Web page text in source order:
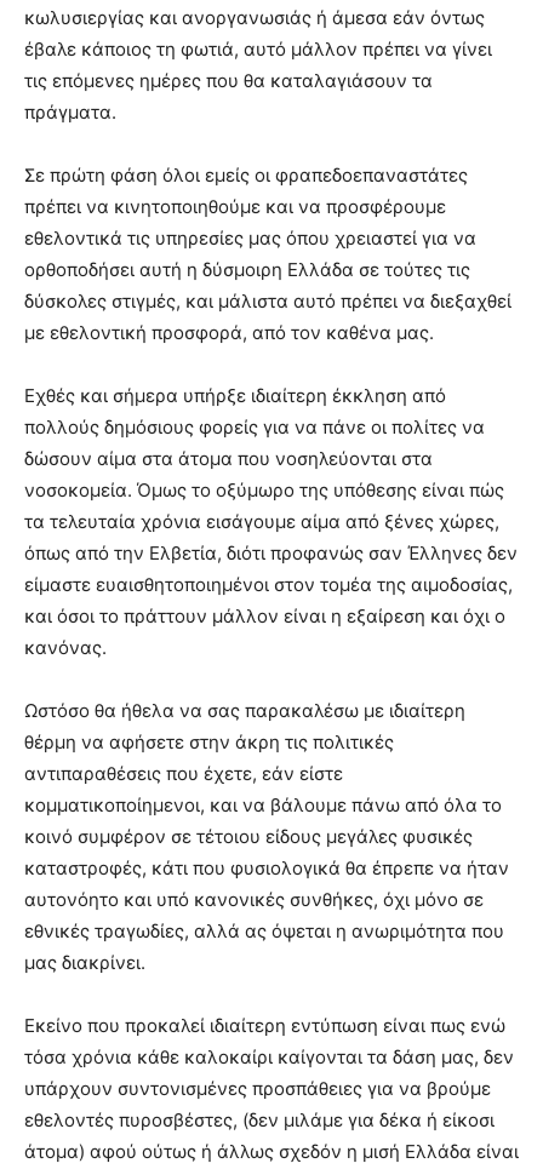
κωλυσιεργίας και ανοργανωσιάς ή άμεσα εάν όντως
έβαλε κάποιος τη φωτιά, αυτό μάλλον πρέπει να γίνει
τις επόμενες ημέρες που θα καταλαγιάσουν τα
πράγματα.
Σε πρώτη φάση όλοι εμείς οι φραπεδοεπαναστάτες
πρέπει να κινητοποιηθούμε και να προσφέρουμε
εθελοντικά τις υπηρεσίες μας όπου χρειαστεί για να
ορθοποδήσει αυτή η δύσμοιρη Ελλάδα σε τούτες τις
δύσκολες στιγμές, και μάλιστα αυτό πρέπει να διεξαχθεί
με εθελοντική προσφορά, από τον καθένα μας.
Εχθές και σήμερα υπήρξε ιδιαίτερη έκκληση από
πολλούς δημόσιους φορείς για να πάνε οι πολίτες να
δώσουν αίμα στα άτομα που νοσηλεύονται στα
νοσοκομεία. Όμως το οξύμωρο της υπόθεσης είναι πώς
τα τελευταία χρόνια εισάγουμε αίμα από ξένες χώρες,
όπως από την Ελβετία, διότι προφανώς σαν Έλληνες δεν
είμαστε ευαισθητοποιημένοι στον τομέα της αιμοδοσίας,
και όσοι το πράττουν μάλλον είναι η εξαίρεση και όχι ο
κανόνας.
Ωστόσο θα ήθελα να σας παρακαλέσω με ιδιαίτερη
θέρμη να αφήσετε στην άκρη τις πολιτικές
αντιπαραθέσεις που έχετε, εάν είστε
κομματικοποίημενοι, και να βάλουμε πάνω από όλα το
κοινό συμφέρον σε τέτοιου είδους μεγάλες φυσικές
καταστροφές, κάτι που φυσιολογικά θα έπρεπε να ήταν
αυτονόητο και υπό κανονικές συνθήκες, όχι μόνο σε
εθνικές τραγωδίες, αλλά ας όψεται η ανωριμότητα που
μας διακρίνει.
Εκείνο που προκαλεί ιδιαίτερη εντύπωση είναι πως ενώ
τόσα χρόνια κάθε καλοκαίρι καίγονται τα δάση μας, δεν
υπάρχουν συντονισμένες προσπάθειες για να βρούμε
εθελοντές πυροσβέστες, (δεν μιλάμε για δέκα ή είκοσι
άτομα) αφού ούτως ή άλλως σχεδόν η μισή Ελλάδα είναι